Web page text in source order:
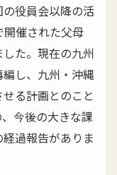
役員会以降の活
催された父母
た。現在の九州
し、九州・沖縄
る計画とのこと
今後の大きな課
過報告がありま